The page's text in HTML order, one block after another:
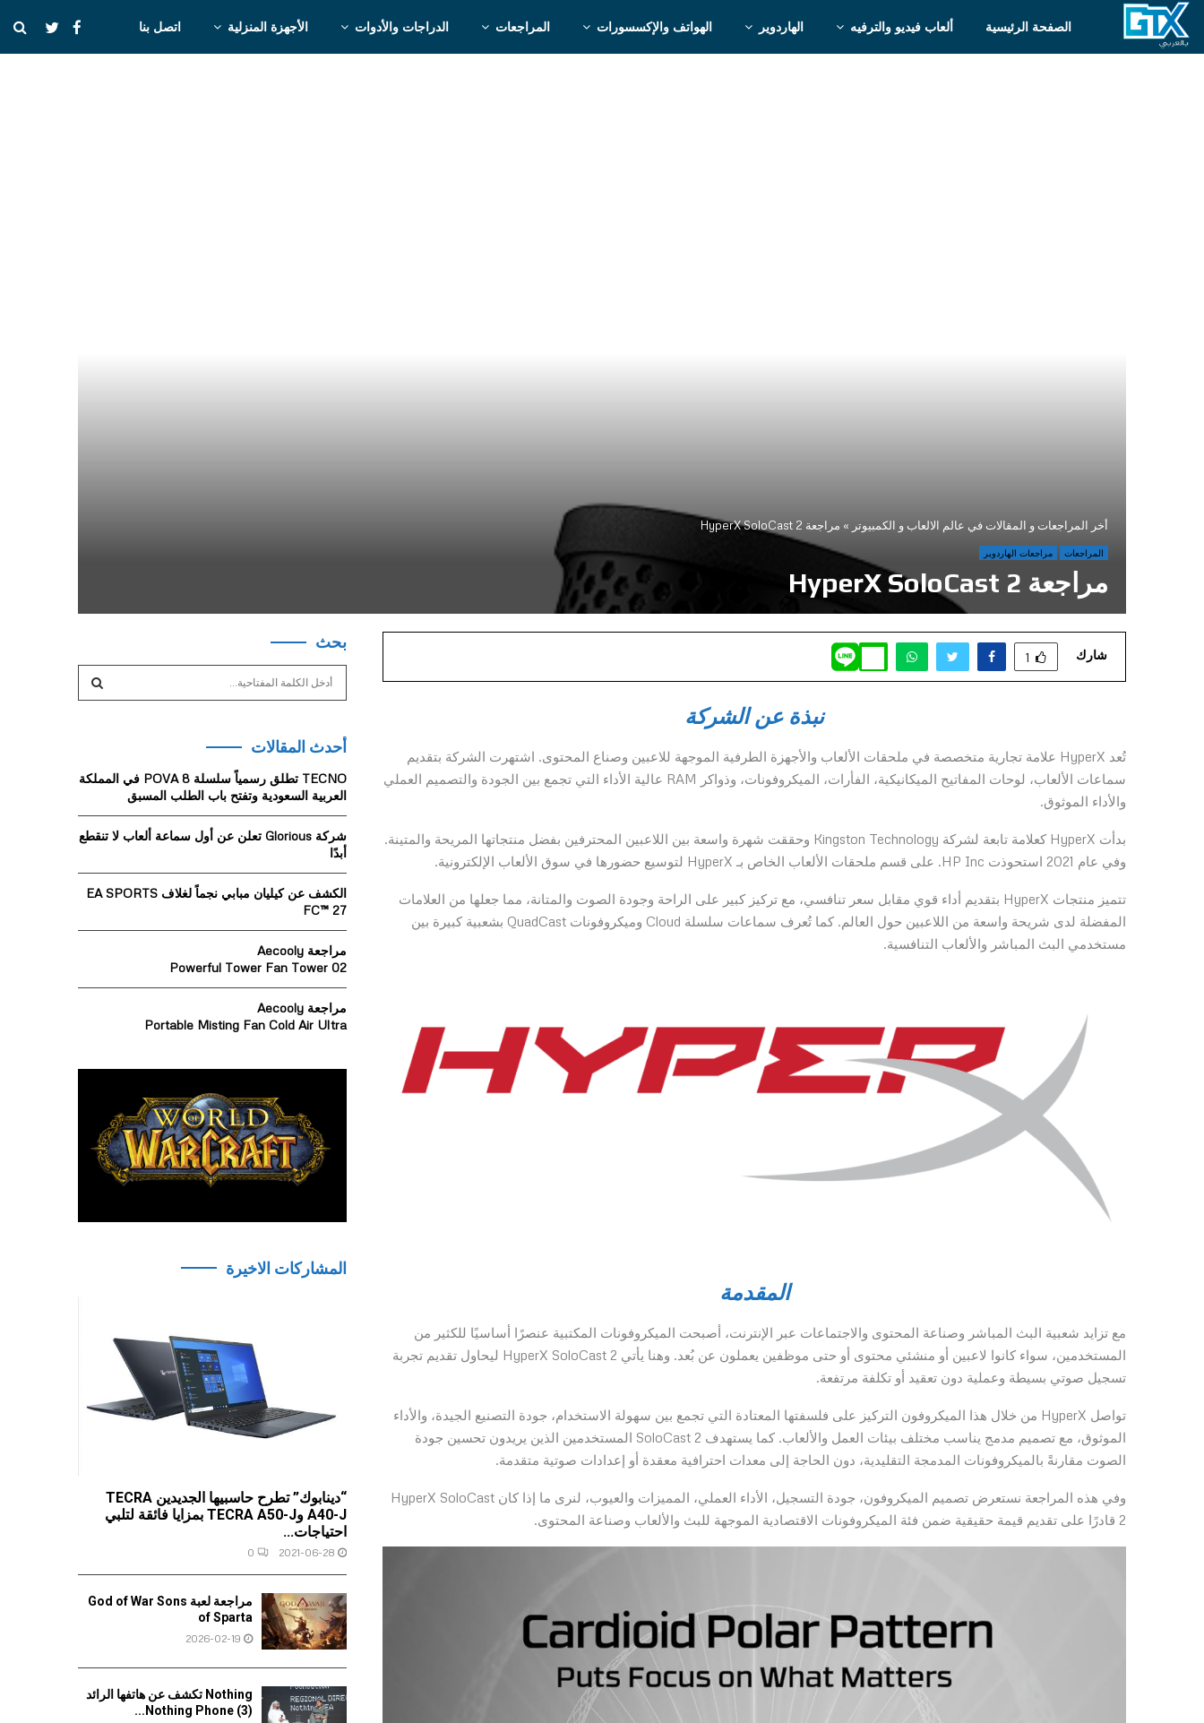
الصفحة الرئيسية ألعاب فيديو والترفيه الهاردوير الهواتف والإكسسورات المراجعات الدراجات والأدوات الأجهزة المنزلية اتصل بنا
أخر المراجعات و المقالات في عالم الالعاب و الكمبيوتر » مراجعة HyperX SoloCast 2
المراجعات مراجعات الهاردوير
مراجعة HyperX SoloCast 2
شارك 1
نبذة عن الشركة
تُعد HyperX علامة تجارية متخصصة في ملحقات الألعاب والأجهزة الطرفية الموجهة للاعبين وصناع المحتوى. اشتهرت الشركة بتقديم
سماعات الألعاب، لوحات المفاتيح الميكانيكية، الفأرات، الميكروفونات، وذواكر RAM عالية الأداء التي تجمع بين الجودة والتصميم العملي
والأداء الموثوق.
بدأت HyperX كعلامة تابعة لشركة Kingston Technology وحققت شهرة واسعة بين اللاعبين المحترفين بفضل منتجاتها المريحة والمتينة.
وفي عام 2021 استحوذت HP Inc. على قسم ملحقات الألعاب الخاص بـ HyperX لتوسيع حضورها في سوق الألعاب الإلكترونية.
تتميز منتجات HyperX بتقديم أداء قوي مقابل سعر تنافسي، مع تركيز كبير على الراحة وجودة الصوت والمتانة، مما جعلها من العلامات
المفضلة لدى شريحة واسعة من اللاعبين حول العالم. كما تُعرف سماعات سلسلة Cloud وميكروفونات QuadCast بشعبية كبيرة بين
مستخدمي البث المباشر والألعاب التنافسية.
المقدمة
مع تزايد شعبية البث المباشر وصناعة المحتوى والاجتماعات عبر الإنترنت، أصبحت الميكروفونات المكتبية عنصرًا أساسيًا للكثير من
المستخدمين، سواء كانوا لاعبين أو منشئي محتوى أو حتى موظفين يعملون عن بُعد. وهنا يأتي HyperX SoloCast 2 ليحاول تقديم تجربة
تسجيل صوتي بسيطة وعملية دون تعقيد أو تكلفة مرتفعة.
تواصل HyperX من خلال هذا الميكروفون التركيز على فلسفتها المعتادة التي تجمع بين سهولة الاستخدام، جودة التصنيع الجيدة، والأداء
الموثوق، مع تصميم مدمج يناسب مختلف بيئات العمل والألعاب. كما يستهدف SoloCast 2 المستخدمين الذين يريدون تحسين جودة
الصوت مقارنةً بالميكروفونات المدمجة التقليدية، دون الحاجة إلى معدات احترافية معقدة أو إعدادات صوتية متقدمة.
وفي هذه المراجعة نستعرض تصميم الميكروفون، جودة التسجيل، الأداء العملي، المميزات والعيوب، لنرى ما إذا كان HyperX SoloCast
2 قادرًا على تقديم قيمة حقيقية ضمن فئة الميكروفونات الاقتصادية الموجهة للبث والألعاب وصناعة المحتوى.
بحث
c
f
:
H
أحدث المقالات
TECNO تطلق رسمياً سلسلة POVA 8 في المملكة
العربية السعودية وتفتح باب الطلب المسبق
شركة Glorious تعلن عن أول سماعة ألعاب لا تنقطع
أبدًا
الكشف عن كيليان مبابي نجماً لغلاف EA SPORTS
FC™ 27
مراجعة Aecooly
Powerful Tower Fan Tower 02
مراجعة Aecooly
Portable Misting Fan Cold Air Ultra
المشاركات الاخيرة
“دينابوك” تطرح حاسبيها الجديدين TECRA
A40-J وTECRA A50-J بمزايا فائقة لتلبي
احتياجات...
2021-06-28
0
مراجعة لعبة God of War Sons
of Sparta
2026-02-19
Nothing تكشف عن هاتفها الرائد
Nothing Phone (3)...